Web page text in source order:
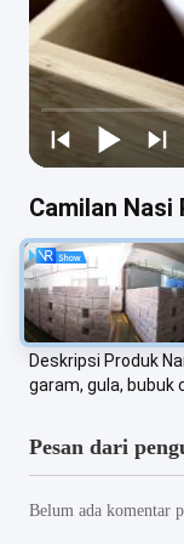
Camilan Nasi
Kerupuk Nasi
# Kerupuk Nasi
Deskripsi Produk
garam, gula, bubuk
Pesan dari
Belum ada komentar